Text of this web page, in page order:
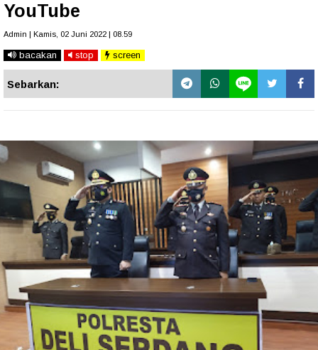
YouTube
Admin | Kamis, 02 Juni 2022 | 08.59
bacakan stop screen
Sebarkan: